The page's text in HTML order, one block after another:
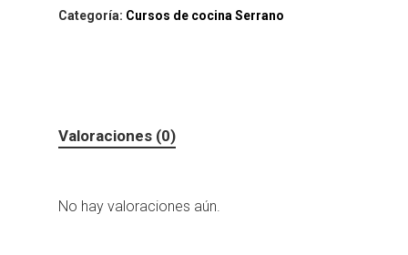
Categoría: Cursos de cocina Serrano
Valoraciones (0)
No hay valoraciones aún.